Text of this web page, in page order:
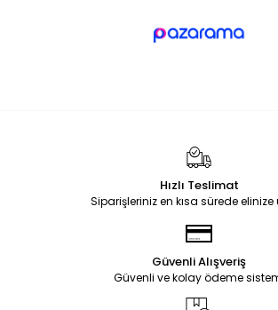
Hızlı Teslimat
Siparişleriniz en kısa sürede elinize
Güvenli Alışveriş
Güvenli ve kolay ödeme